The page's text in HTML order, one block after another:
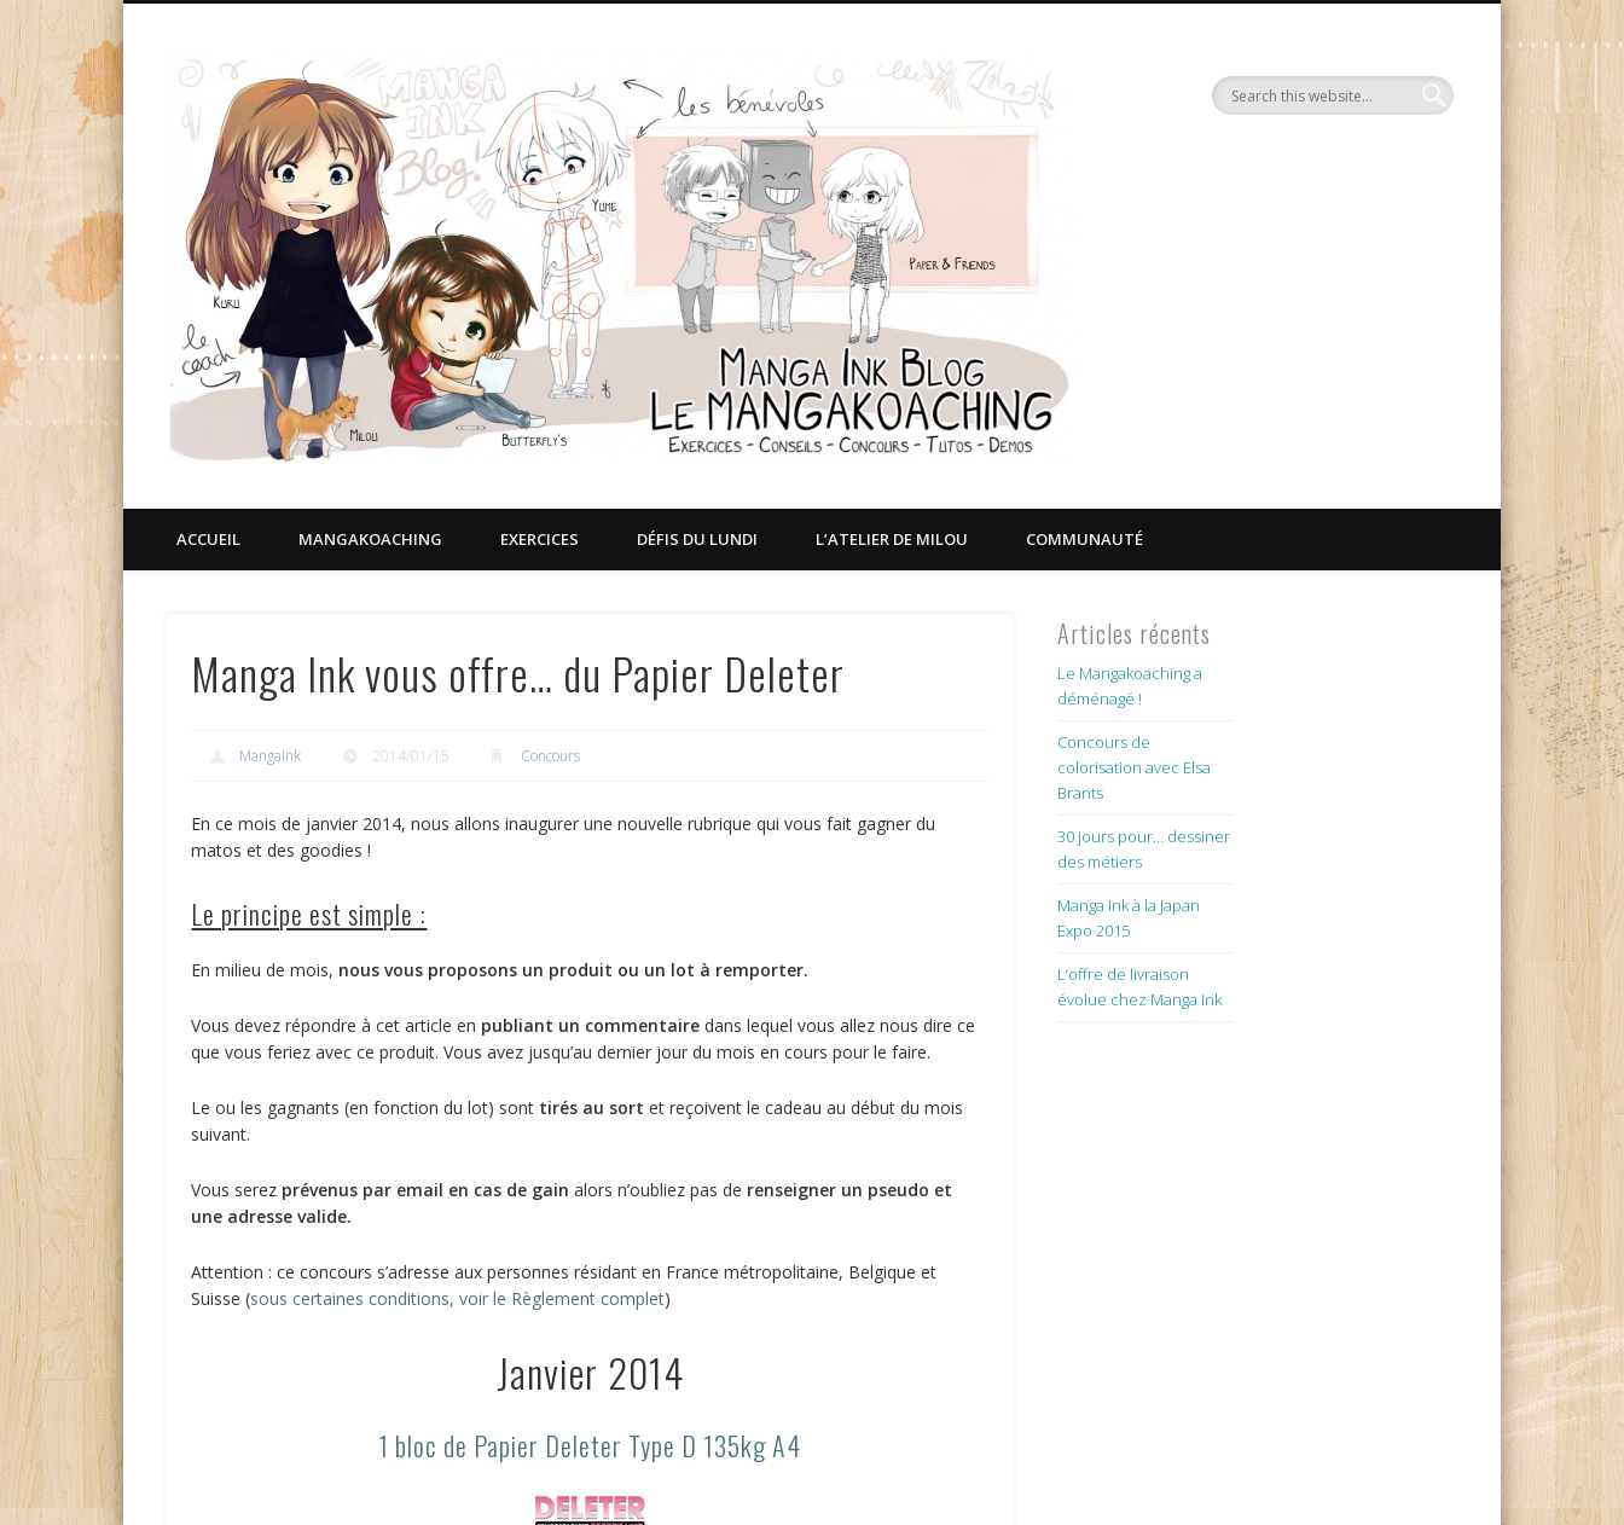
Le Blog Manga Ink
ACCUEIL MANGAKOACHING EXERCICES DÉFIS DU LUNDI L’ATELIER DE MILOU COMMUNAUTÉ
Manga Ink vous offre… du Papier Deleter
MangaInk 2014/01/15 Concours
En ce mois de janvier 2014, nous allons inaugurer une nouvelle rubrique qui vous fait gagner du
matos et des goodies !
Le principe est simple :
En milieu de mois, nous vous proposons un produit ou un lot à remporter.
Vous devez répondre à cet article en publiant un commentaire dans lequel vous allez nous dire ce
que vous feriez avec ce produit. Vous avez jusqu’au dernier jour du mois en cours pour le faire.
Le ou les gagnants (en fonction du lot) sont tirés au sort et reçoivent le cadeau au début du mois
suivant.
Vous serez prévenus par email en cas de gain alors n’oubliez pas de renseigner un pseudo et
une adresse valide.
Attention : ce concours s’adresse aux personnes résidant en France métropolitaine, Belgique et
Suisse (sous certaines conditions, voir le Règlement complet)
Janvier 2014
1 bloc de Papier Deleter Type D 135kg A4
Articles récents
Le Mangakoaching a
déménagé !
Concours de
colorisation avec Elsa
Brants
30 jours pour… dessiner
des métiers
Manga Ink à la Japan
Expo 2015
L’offre de livraison
évolue chez Manga Ink